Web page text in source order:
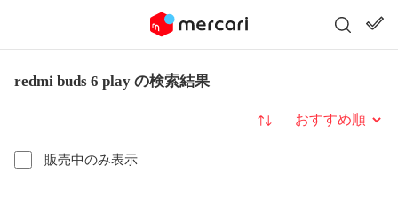
redmi buds 6 play の検索結果
販売中のみ表示
並び替え